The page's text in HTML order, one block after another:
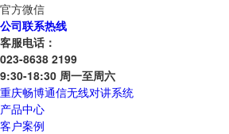
官方微信
公司联系热线
客服电话：
023-8638 2199
9:30-18:30 周一至周六
重庆畅博通信无线对讲系统
产品中心
客户案例